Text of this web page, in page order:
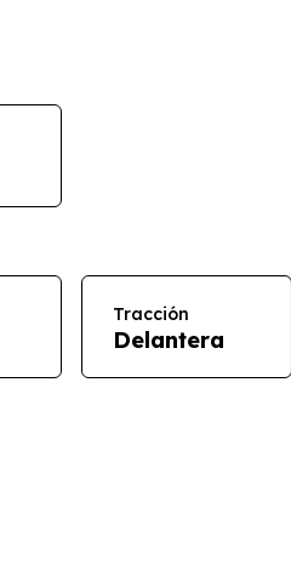
Tracción
Delantera